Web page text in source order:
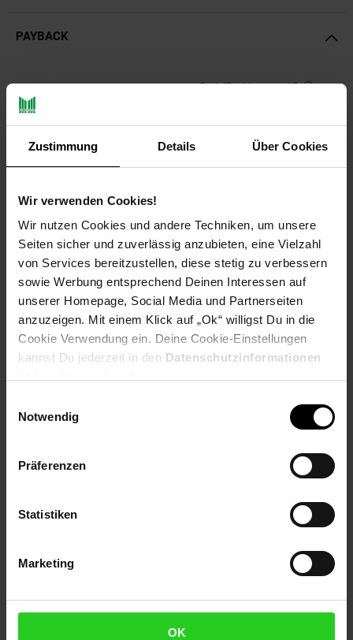
Zustimmung Details Über Cookies
Wir verwenden Cookies!
Wir nutzen Cookies und andere Techniken, um unsere
Seiten sicher und zuverlässig anzubieten, eine Vielzahl
von Services bereitzustellen, diese stetig zu verbessern
sowie Werbung entsprechend Deinen Interessen auf
unserer Homepage, Social Media und Partnerseiten
anzuzeigen. Mit einem Klick auf „Ok“ willigst Du in die
Cookie Verwendung ein. Deine Cookie-Einstellungen
kannst Du jederzeit in den Datenschutzinformationen
Notwendig
Präferenzen
Statistiken
Marketing
OK
PAYBACK
Payback Punkte Basis°Punkte:
15
Produktbeschreibung
Design
Massives und modernes Aluminium Design
Hochwertige Verarbeitung der Möwe
Schön silber glänzende Meeresfigur
Höhe: 30 cm
Breite: 13 cm
Tiefe: 3 cm
Handgefertigt - Jedes Stück ein Unikat
Zwei Löcher für Wandbefestigung bereits vorhanden
Silber
Material